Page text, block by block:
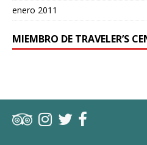
enero 2011
MIEMBRO DE TRAVELER’S